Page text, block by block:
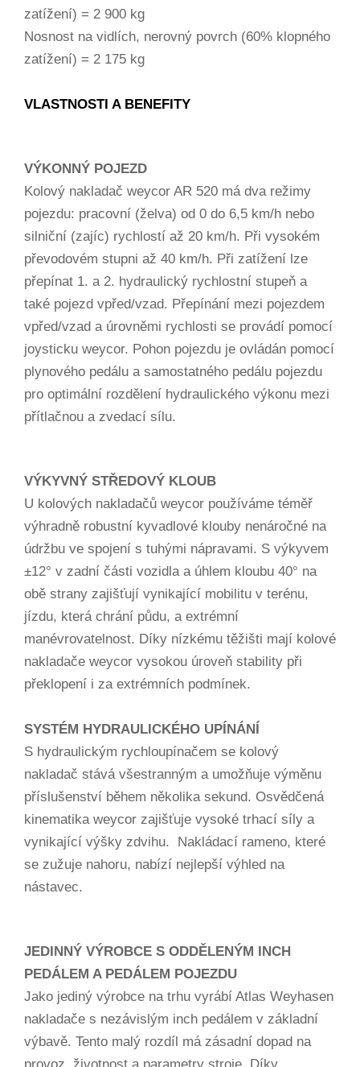
zatížení) = 2 900 kg
Nosnost na vidlích, nerovný povrch (60% klopného
zatížení) = 2 175 kg
VLASTNOSTI A BENEFITY
VÝKONNÝ POJEZD
Kolový nakladač weycor AR 520 má dva režimy
pojezdu: pracovní (želva) od 0 do 6,5 km/h nebo
silniční (zajíc) rychlostí až 20 km/h. Při vysokém
převodovém stupni až 40 km/h. Při zatížení lze
přepínat 1. a 2. hydraulický rychlostní stupeň a
také pojezd vpřed/vzad. Přepínání mezi pojezdem
vpřed/vzad a úrovněmi rychlosti se provádí pomocí
joysticku weycor. Pohon pojezdu je ovládán pomocí
plynového pedálu a samostatného pedálu pojezdu
pro optimální rozdělení hydraulického výkonu mezi
přítlačnou a zvedací sílu.
VÝKYVNÝ STŘEDOVÝ KLOUB
U kolových nakladačů weycor používáme téměř
výhradně robustní kyvadlové klouby nenáročné na
údržbu ve spojení s tuhými nápravami. S výkyvem
±12° v zadní části vozidla a úhlem kloubu 40° na
obě strany zajišťují vynikající mobilitu v terénu,
jízdu, která chrání půdu, a extrémní
manévrovatelnost. Díky nízkému těžišti mají kolové
nakladače weycor vysokou úroveň stability při
překlopení i za extrémních podmínek.
SYSTÉM HYDRAULICKÉHO UPÍNÁNÍ
S hydraulickým rychloupínačem se kolový
nakladač stává všestranným a umožňuje výměnu
příslušenství během několika sekund. Osvědčená
kinematika weycor zajišťuje vysoké trhací síly a
vynikající výšky zdvihu. Nakládací rameno, které
se zužuje nahoru, nabízí nejlepší výhled na
nástavec.
JEDINNÝ VÝROBCE S ODDĚLENÝM INCH
PEDÁLEM A PEDÁLEM POJEZDU
Jako jediný výrobce na trhu vyrábí Atlas Weyhasen
nakladače s nezávislým inch pedálem v základní
výbavě. Tento malý rozdíl má zásadní dopad na